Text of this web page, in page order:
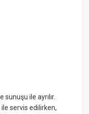
ile ayrılır.
servis edilirken,